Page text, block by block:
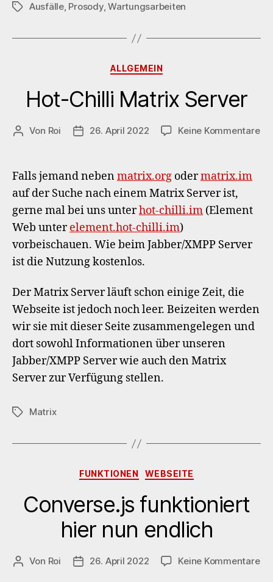
Schlagwörter
Ausfälle, Prosody,Wartungsarbeiten
Kategorien
ALLGEMEIN
Hot-Chilli Matrix Server
Beitragsautor
Von Roi Veröffentlichungsdatum
26. April 2022 Keine Kommentarezu
Falls jemand nebenmatrix.org odermatrix.im
auf der Suche nach einem Matrix Server ist,
gerne mal bei uns unterhot-chilli.im (Element
Web unterelement.hot-chilli.im)
vorbeischauen. Wie beim Jabber/XMPP Server
ist die Nutzung kostenlos.
Der Matrix Server läuft schon einige Zeit, die
Webseite ist jedoch noch leer. Beizeiten werden
wir sie mit dieser Seite zusammengelegen und
dort sowohl Informationen über unseren
Jabber/XMPP Server wie auch den Matrix
Server zur Verfügung stellen.
Schlagwörter
Matrix
Kategorien
FUNKTIONEN WEBSEITE
Converse.js funktioniert
hier nun endlich
Beitragsautor
Von Roi Veröffentlichungsdatum
26. April 2022 Keine Kommentarezu